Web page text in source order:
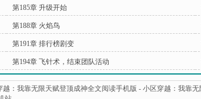
第185章 升级开始
第188章 火焰鸟
第191章 排行榜剧变
第194章 飞针术，结束团队活动
越：我靠无限天赋登顶成神全文阅读手机版 - 小区穿越：我靠